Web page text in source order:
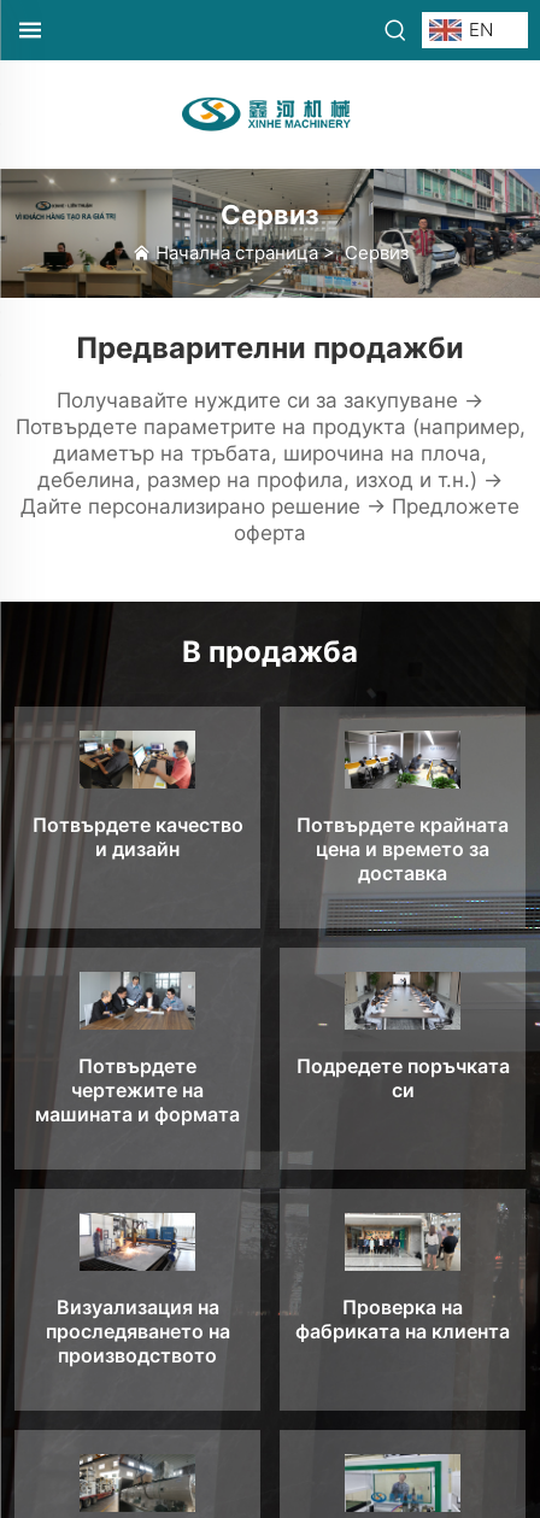
EN
Сервиз
Начална страница>Сервиз
Предварителни продажби
Получавайте нуждите си за закупуване →
Потвърдете параметрите на продукта (например,
диаметър на тръбата, широчина на плоча,
дебелина, размер на профила, изход и т.н.) →
Дайте персонализирано решение → Предложете
оферта
В продажба
Потвърдете качество
и дизайн
Потвърдете крайната
цена и времето за
доставка
Потвърдете
чертежите на
машината и формата
Подредете поръчката
си
Визуализация на
проследяването на
производството
Проверка на
фабриката на клиента